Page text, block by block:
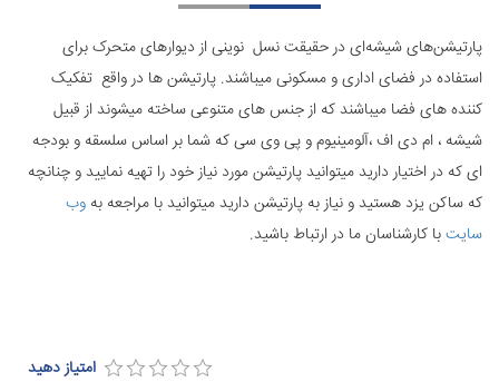
پارتیشن‌های شیشه‌ای در حقیقت نسل نوینی از دیوارهای متحرک برای
استفاده در فضای اداری و مسکونی میباشند. پارتیشن ها در واقع تفکیک
کننده های فضا میباشند که از جنس های متنوعی ساخته میشوند از قبیل
شیشه ، ام دی اف ،آلومینیوم و پی وی سی که شما بر اساس سلسقه و بودجه
ای که در اختیار دارید میتوانید پارتیشن مورد نیاز خود را تهیه نمایید و چنانچه
که ساکن یزد هستید و نیاز به پارتیشن دارید میتوانید با مراجعه به وب
سایتبا کارشناسان ما در ارتباط باشید.
امتیاز دهید